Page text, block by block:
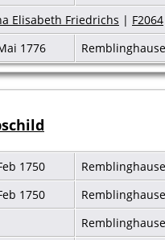
Elisabeth Friedrichs | F2064
1776
1750
1750